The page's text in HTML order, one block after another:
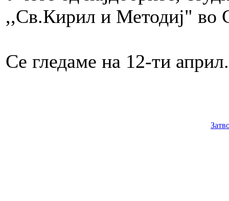
,,Св.Кирил и Методиј" во
Се гледаме на 12-ти април.